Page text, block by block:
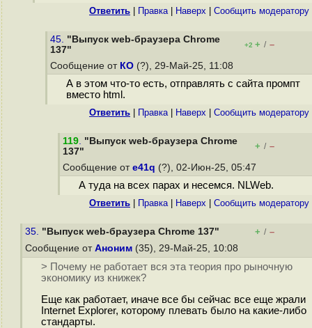
Ответить Правка| Наверх Cообщить модератору
45. "Выпуск web-браузера Chrome
137"
+2 + / –
Сообщение от КО (?), 29-Май-25, 11:08
А в этом что-то есть, отправлять с сайта промпт
вместо html.
Ответить Правка| Наверх Cообщить модератору
119. "Выпуск web-браузера Chrome
137"
+ / –
Сообщение от e41q (?), 02-Июн-25, 05:47
А туда на всех парах и несемся. NLWeb.
Ответить Правка| Наверх Cообщить модератору
35. "Выпуск web-браузера Chrome 137" + / –
Сообщение от Аноним (35), 29-Май-25, 10:08
> Почему не работает вся эта теория про рыночную
экономику из книжек?
Еще как работает, иначе все бы сейчас все еще жрали
Internet Explorer, которому плевать было на какие-либо
стандарты.